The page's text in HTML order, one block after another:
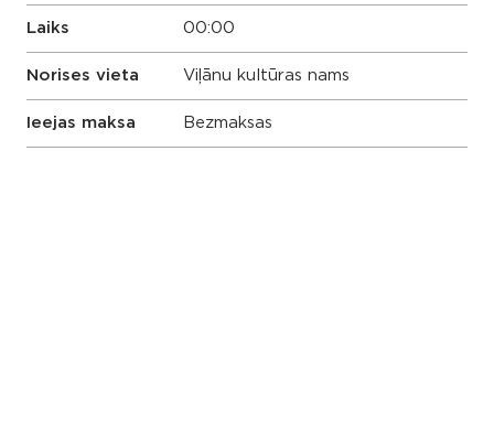
Laiks 00:00
Norises vieta Viļānu kultūras nams
Ieejas maksa Bezmaksas